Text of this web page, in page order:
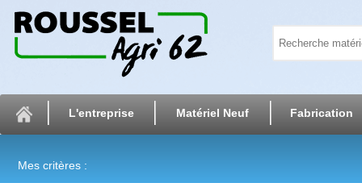
L'entreprise Matériel Neuf Fabrication
Mes critères :